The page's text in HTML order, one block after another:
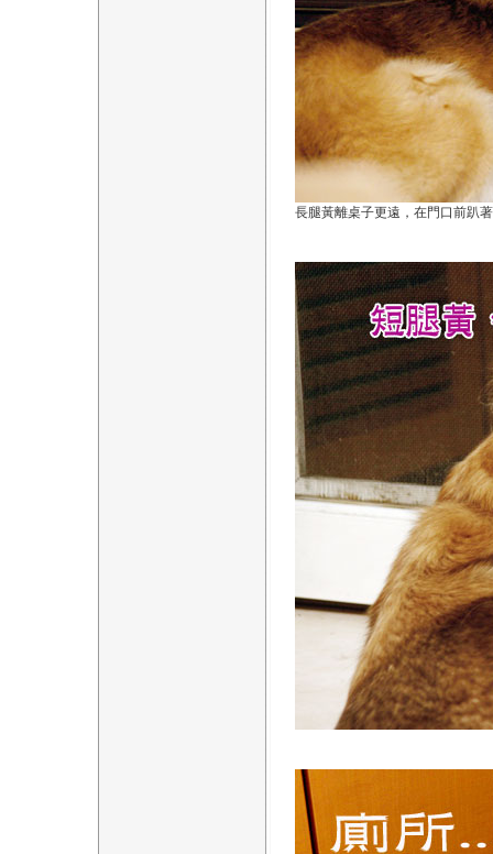
長腿黃離桌子更遠，在門口前趴